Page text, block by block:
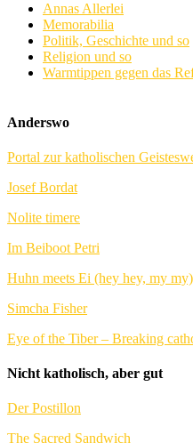
Annas Allerlei
Memorabilia
Politik, Geschichte und so
Religion und so
Warmtippen gegen das
Anderswo
Portal zur katholischen
Josef Bordat
Nolite timere
Im Beiboot Petri
Huhn meets Ei (hey hey, my my)
Simcha Fisher
Eye of the Tiber – Breaking
Nicht katholisch, aber gut
Der Postillon
The Sacred Sandwich